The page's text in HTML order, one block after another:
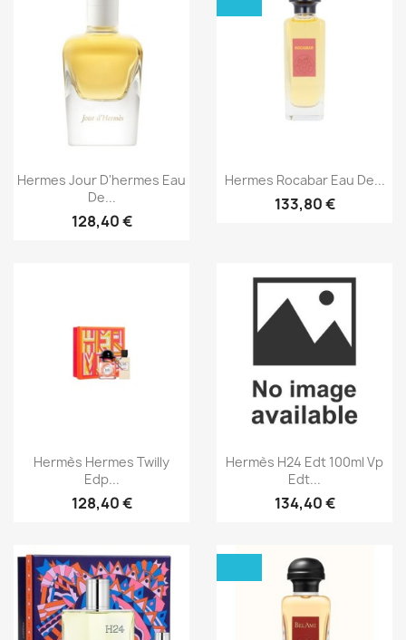
Aperçu rapide
Hermes Jour D'hermes Eau
De...
128,40 €
Aperçu rapide
Hermes Rocabar Eau De...
133,80 €
Aperçu rapide
Hermès Hermes Twilly
Edp...
128,40 €
Aperçu rapide
Hermès H24 Edt 100ml Vp
Edt...
134,40 €